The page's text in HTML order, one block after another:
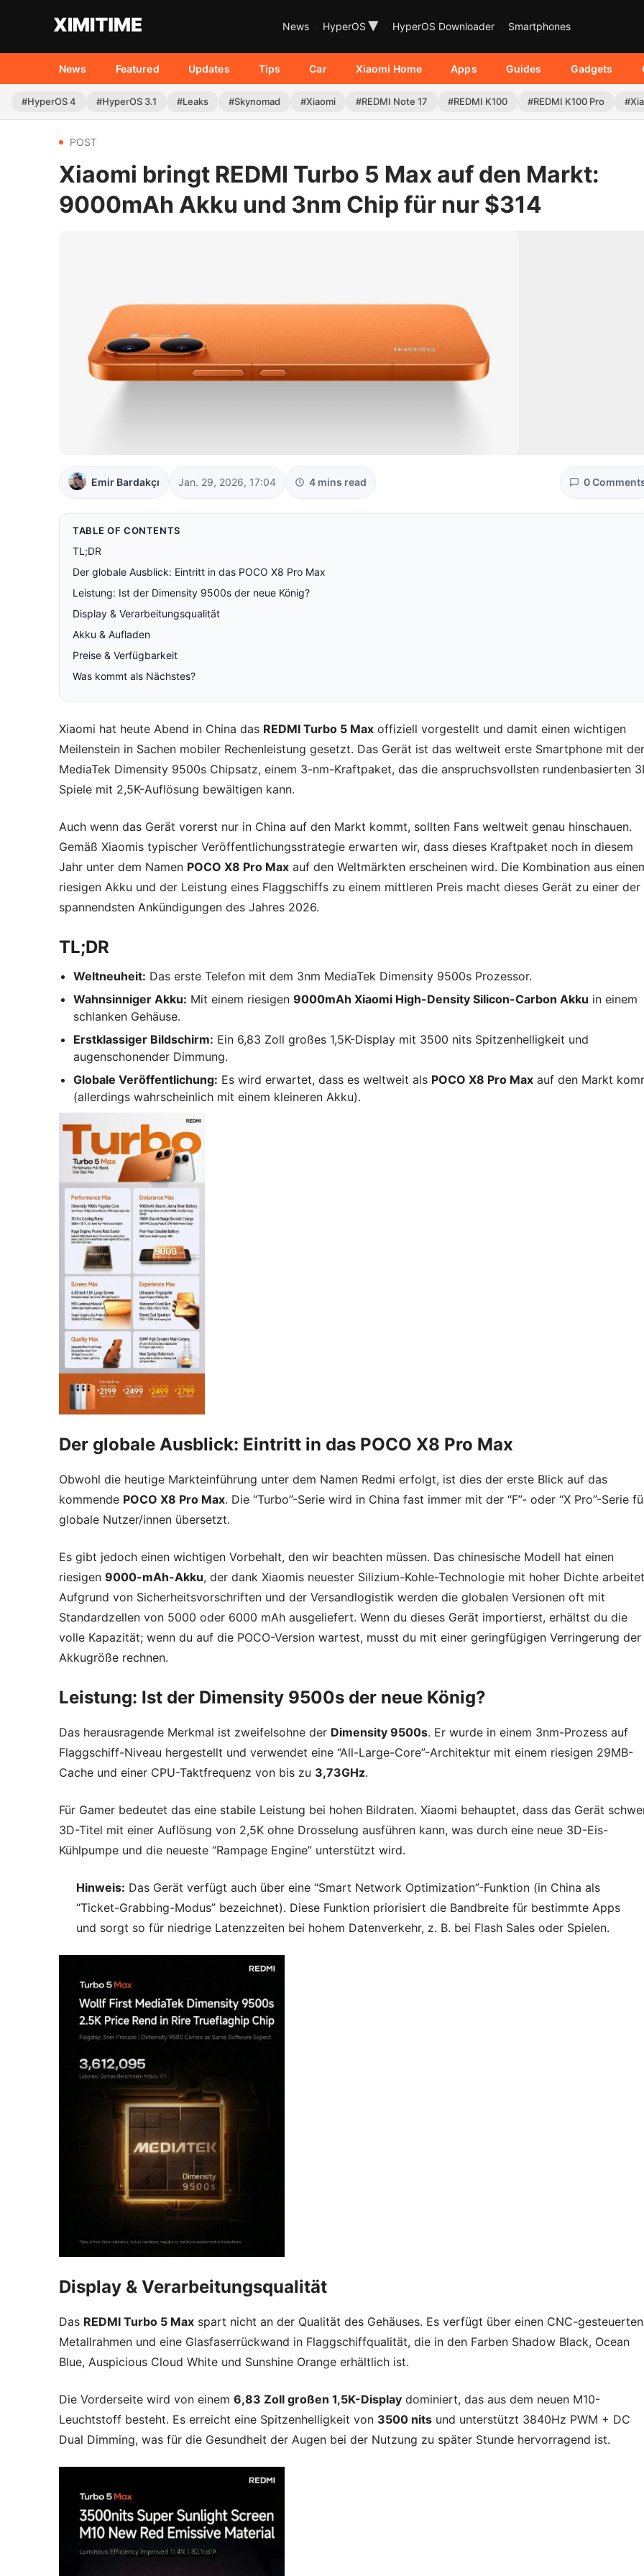
News HyperOS ▾ HyperOS Downloader Smartphones
News Featured Updates Tips Car Xiaomi Home Apps Guides Gadgets
#HyperOS 4 #HyperOS 3.1 #Leaks #Skynomad #Xiaomi #REDMI Note 17 #REDMI K100 #REDMI K100 Pro
POST
Xiaomi bringt REDMI Turbo 5 Max auf den Markt:
9000mAh Akku und 3nm Chip für nur $314
Emir Bardakçı Jan. 29, 2026, 17:04 4 mins read 0
TABLE OF CONTENTS
TL;DR
Der globale Ausblick: Eintritt in das POCO X8 Pro Max
Leistung: Ist der Dimensity 9500s der neue König?
Display & Verarbeitungsqualität
Akku & Aufladen
Preise & Verfügbarkeit
Was kommt als Nächstes?
Xiaomi hat heute Abend in China das REDMI Turbo 5 Max offiziell vorgestellt und damit einen wichtigen
Meilenstein in Sachen mobiler Rechenleistung gesetzt. Das Gerät ist das weltweit erste Smartphone mit
MediaTek Dimensity 9500s Chipsatz, einem 3-nm-Kraftpaket, das die anspruchsvollsten rundenbasierten
Spiele mit 2,5K-Auflösung bewältigen kann.
Auch wenn das Gerät vorerst nur in China auf den Markt kommt, sollten Fans weltweit genau hinschauen.
Gemäß Xiaomis typischer Veröffentlichungsstrategie erwarten wir, dass dieses Kraftpaket noch in diesem
Jahr unter dem Namen POCO X8 Pro Max auf den Weltmärkten erscheinen wird. Die Kombination aus
riesigen Akku und der Leistung eines Flaggschiffs zu einem mittleren Preis macht dieses Gerät zu einer der
spannendsten Ankündigungen des Jahres 2026.
TL;DR
Weltneuheit: Das erste Telefon mit dem 3nm MediaTek Dimensity 9500s Prozessor.
Wahnsinniger Akku: Mit einem riesigen 9000mAh Xiaomi High-Density Silicon-Carbon Akku in einem
schlanken Gehäuse.
Erstklassiger Bildschirm: Ein 6,83 Zoll großes 1,5K-Display mit 3500 nits Spitzenhelligkeit und
augenschonender Dimmung.
Globale Veröffentlichung: Es wird erwartet, dass es weltweit als POCO X8 Pro Max auf den Markt
(allerdings wahrscheinlich mit einem kleineren Akku).
Der globale Ausblick: Eintritt in das POCO X8 Pro Max
Obwohl die heutige Markteinführung unter dem Namen Redmi erfolgt, ist dies der erste Blick auf das
kommende POCO X8 Pro Max. Die “Turbo”-Serie wird in China fast immer mit der “F”- oder “X Pro”-Serie
globale Nutzer/innen übersetzt.
Es gibt jedoch einen wichtigen Vorbehalt, den wir beachten müssen. Das chinesische Modell hat einen
riesigen 9000-mAh-Akku, der dank Xiaomis neuester Silizium-Kohle-Technologie mit hoher Dichte
Aufgrund von Sicherheitsvorschriften und der Versandlogistik werden die globalen Versionen oft mit
Standardzellen von 5000 oder 6000 mAh ausgeliefert. Wenn du dieses Gerät importierst, erhältst du die
volle Kapazität; wenn du auf die POCO-Version wartest, musst du mit einer geringfügigen Verringerung der
Akkugröße rechnen.
Leistung: Ist der Dimensity 9500s der neue König?
Das herausragende Merkmal ist zweifelsohne der Dimensity 9500s. Er wurde in einem 3nm-Prozess auf
Flaggschiff-Niveau hergestellt und verwendet eine “All-Large-Core”-Architektur mit einem riesigen 29MB-
Cache und einer CPU-Taktfrequenz von bis zu 3,73GHz.
Für Gamer bedeutet das eine stabile Leistung bei hohen Bildraten. Xiaomi behauptet, dass das Gerät
3D-Titel mit einer Auflösung von 2,5K ohne Drosselung ausführen kann, was durch eine neue 3D-Eis-
Kühlpumpe und die neueste “Rampage Engine” unterstützt wird.
Hinweis: Das Gerät verfügt auch über eine “Smart Network Optimization”-Funktion (in China als
“Ticket-Grabbing-Modus” bezeichnet). Diese Funktion priorisiert die Bandbreite für bestimmte Apps
und sorgt so für niedrige Latenzzeiten bei hohem Datenverkehr, z. B. bei Flash Sales oder Spielen.
Display & Verarbeitungsqualität
Das REDMI Turbo 5 Max spart nicht an der Qualität des Gehäuses. Es verfügt über einen CNC-gesteuerten
Metallrahmen und eine Glasfaserrückwand in Flaggschiffqualität, die in den Farben Shadow Black, Ocean
Blue, Auspicious Cloud White und Sunshine Orange erhältlich ist.
Die Vorderseite wird von einem 6,83 Zoll großen 1,5K-Display dominiert, das aus dem neuen M10-
Leuchtstoff besteht. Es erreicht eine Spitzenhelligkeit von 3500 nits und unterstützt 3840Hz PWM + DC
Dual Dimming, was für die Gesundheit der Augen bei der Nutzung zu später Stunde hervorragend ist.